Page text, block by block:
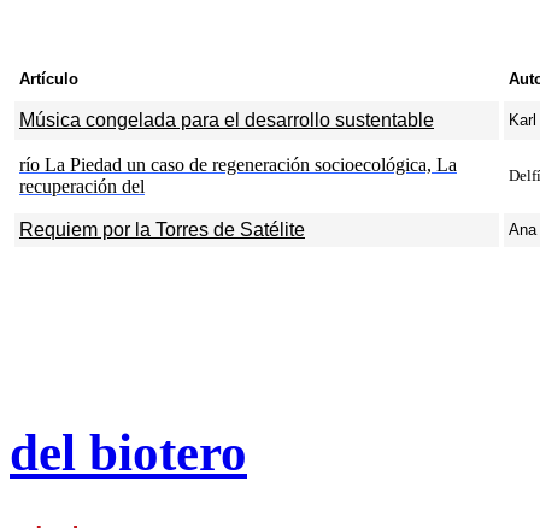
Artículo
Música congelada para el desarrollo sustentable
río La Piedad un caso de regeneración socioecológica, La
recuperación del
Requiem por la Torres de Satélite Ana
del biotero